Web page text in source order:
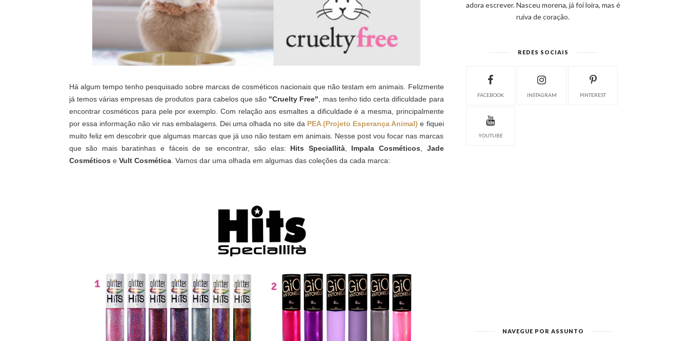
Há algum tempo tenho pesquisado sobre marcas de cosméticos nacionais que não testam em animais. Felizmente
já temos várias empresas de produtos para cabelos que são "Cruelty Free" , mas tenho tido certa dificuldade para
encontrar cosméticos para pele por exemplo. Com relação aos esmaltes a dificuldade é a mesma, principalmente
por essa informação não vir nas embalagens. Dei uma olhada no site da PEA (Projeto Esperança Animal) e fiquei
muito feliz em descobrir que algumas marcas que já uso não testam em animais. Nesse post vou focar nas marcas
que são mais baratinhas e fáceis de se encontrar, são elas: Hits Speciallità, Impala Cosméticos
Jade
Cosméticos e Vult Cosmética. Vamos dar uma olhada em algumas das coleções da cada marca:
adora escrever. Nasceu morena, já foi loira, mas é
ruiva de coração.
REDES SOCIAIS
FACEBOOK INSTAGRAM PINTEREST
YOUTUBE
NAVEGUE POR ASSUNTO